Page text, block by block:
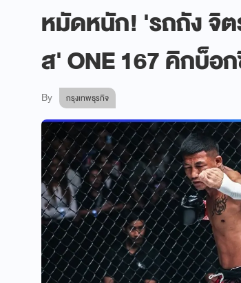
หมัดหนัก! 'รถถัง จิต
ส' ONE 167 คิกบ็อ
By กรุงเทพธุรกิจ